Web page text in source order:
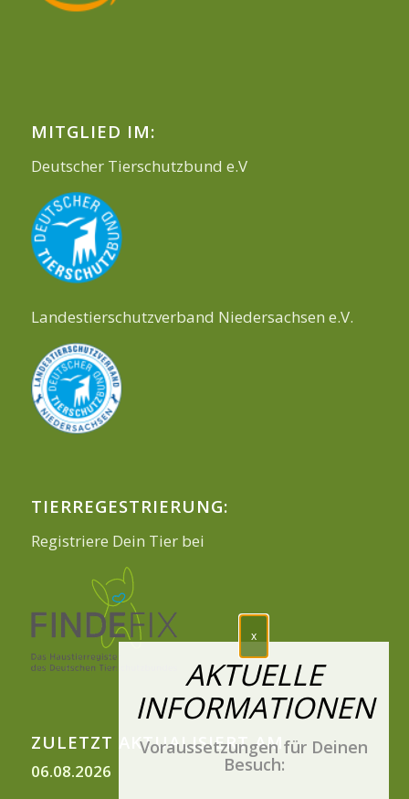
MITGLIED IM:
Deutscher Tierschutzbund e.V
Landestierschutzverband Niedersachsen e.V.
TIERREGESTRIERUNG:
Registriere Dein Tier bei
ZULETZT AKTUALISIERT AM
06.08.2026
Voraussetzungen für Deinen
Besuch: